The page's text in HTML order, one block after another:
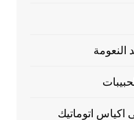
النعومة
اكياس اتوماتيك